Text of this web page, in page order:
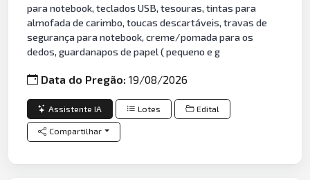
para notebook, teclados USB, tesouras, tintas para
almofada de carimbo, toucas descartáveis, travas de
segurança para notebook, creme/pomada para os
dedos, guardanapos de papel ( pequeno e g
Data do Pregão:19/08/2026
Assistente IA Lotes Edital
Compartilhar